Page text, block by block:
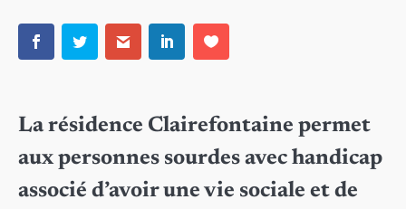
La résidence Clairefontaine permet
aux personnes sourdes avec handicap
associé d’avoir une vie sociale et de